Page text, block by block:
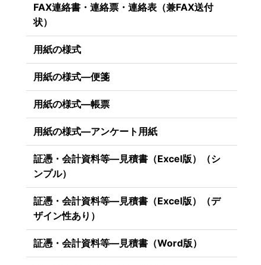
FAX連絡書・連絡票・連絡表（兼FAX送付
状）
用紙の様式
用紙の様式―便箋
用紙の様式―帳票
用紙の様式―アンケート用紙
証憑・会計資料等―見積書（Excel版）（シ
ンプル）
証憑・会計資料等―見積書（Excel版）（デ
ザイン性あり）
証憑・会計資料等―見積書（Word版）